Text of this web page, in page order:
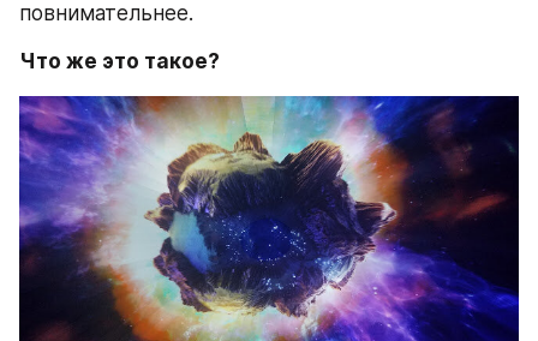
повнимательнее.
Что же это такое?